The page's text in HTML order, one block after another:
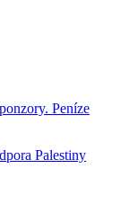
Peníze
Palestiny